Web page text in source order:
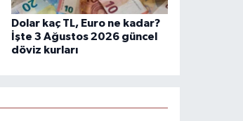
Dolar kaç TL, Euro ne kadar?
İşte 3 Ağustos 2026 güncel
döviz kurları